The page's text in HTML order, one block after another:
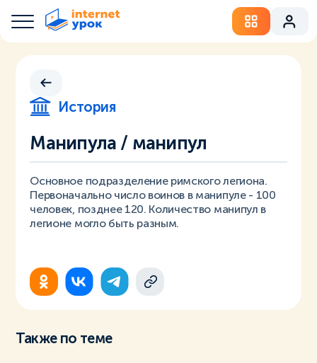
История
Манипула / манипул
Основное подразделение римского легиона.
Первоначально число воинов в манипуле - 100
человек, позднее 120. Количество манипул в
легионе могло быть разным.
Также по теме